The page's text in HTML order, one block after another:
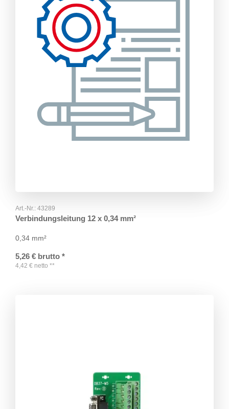
Art.-Nr.: 43289
Verbindungsleitung 12 x 0,34 mm²
0,34 mm²
5,26 € brutto *
4,42 € netto **